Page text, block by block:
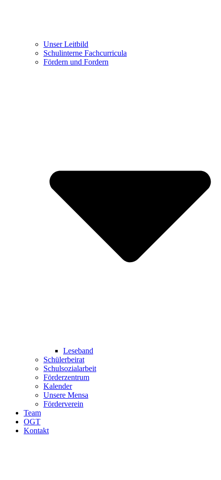
Unser Leitbild
Schulinterne Fachcurricula
Fördern und Fordern
Leseband
Schülerbeirat
Schulsozialarbeit
Förderzentrum
Kalender
Unsere Mensa
Förderverein
Team
OGT
Kontakt